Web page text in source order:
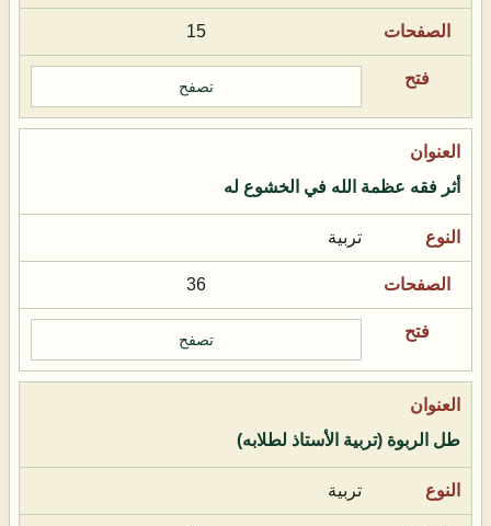
15
تصفح
أثر فقه عظمة الله في الخشوع له
تربية
36
تصفح
طل الربوة (تربية الأستاذ لطلابه)
تربية